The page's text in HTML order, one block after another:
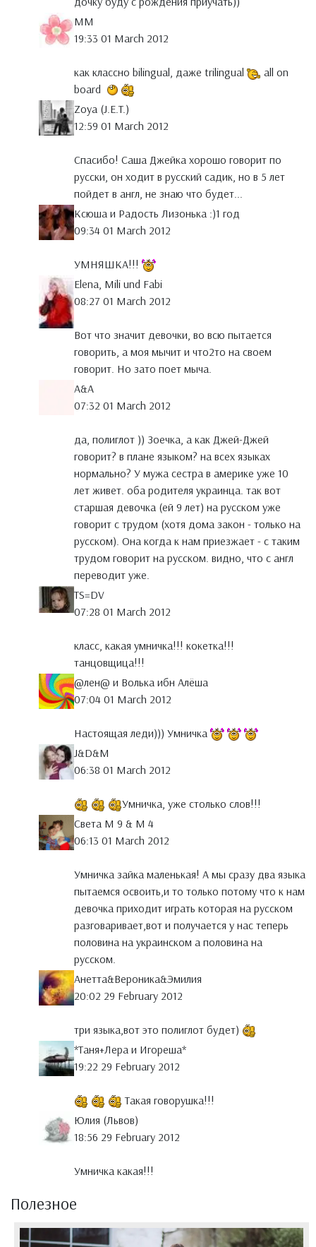
MM
19:33 01 March 2012
как классно bilingual, даже trilingual
all on
board
Zoya (J.E.T.)
12:59 01 March 2012
Спасибо! Саша Джейка хорошо говорит по
русски, он ходит в русский садик, но в 5 лет
пойдет в англ, не знаю что будет...
Ксюша и Радость Лизонька :)1 год
09:34 01 March 2012
УМНЯШКА!!!
Elena, Mili und Fabi
08:27 01 March 2012
Вот что значит девочки, во всю пытается
говорить, а моя мычит и что2то на своем
говорит. Но зато поет мыча.
A&A
07:32 01 March 2012
да, полиглот )) Зоечка, а как Джей-Джей
говорит? в плане языком? на всех языках
нормально? У мужа сестра в америке уже 10
лет живет. оба родителя украинца. так вот
старшая девочка (ей 9 лет) на русском уже
говорит с трудом (хотя дома закон - только на
русском). Она когда к нам приезжает - с таким
трудом говорит на русском. видно, что с англ
переводит уже.
TS=DV
07:28 01 March 2012
класс, какая умничка!!! кокетка!!!
танцовщица!!!
@лен@ и Волька ибн Алёша
07:04 01 March 2012
Настоящая леди))) Умничка
J&D&M
06:38 01 March 2012
Умничка, уже столько слов!!!
Света М 9 & М 4
06:13 01 March 2012
Умничка зайка маленькая! А мы сразу два языка
пытаемся освоить,и то только потому что к нам
девочка приходит играть которая на русском
разговаривает,вот и получается у нас теперь
половина на украинском а половина на
русском.
Анетта&Вероника&Эмилия
20:02 29 February 2012
три языка,вот это полиглот будет)
*Таня+Лера и Игореша*
19:22 29 February 2012
Такая говорушка!!!
Юлия (Львов)
18:56 29 February 2012
Умничка какая!!!
Полезное